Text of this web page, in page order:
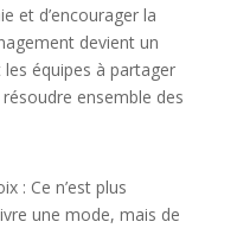
et d’encourager la
devient un
équipes à partager
ensemble des
: Ce n’est plus
une mode, mais de